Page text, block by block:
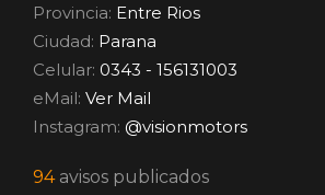
Provincia: Entre Rios
Ciudad: Parana
Celular: 0343 - 156131003
eMail: Ver Mail
Instagram: @visionmotors
94avisos publicados